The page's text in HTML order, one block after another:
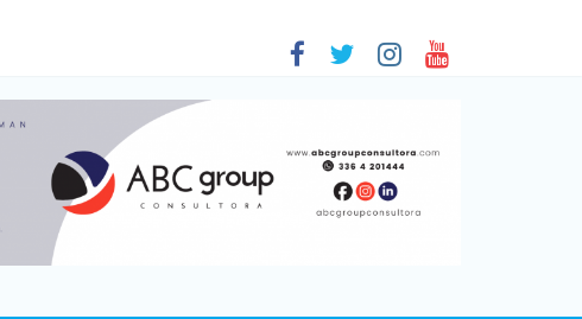
viajaron por el país, un 5,9% más que en 2025